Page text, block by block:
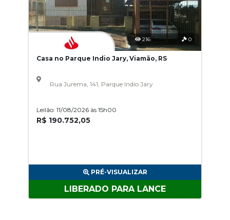
216 0
Casa no Parque Indio Jary, Viamão, RS
Rua Jurema, 141, Parque Indio Jary
Leilão: 11/08/2026 às 15h00
R$ 190.752,05
PRÉ-VISUALIZAR
LIBERADO PARA LANCE